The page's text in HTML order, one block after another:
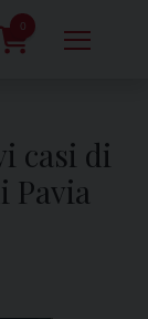
0
casi di
Pavia